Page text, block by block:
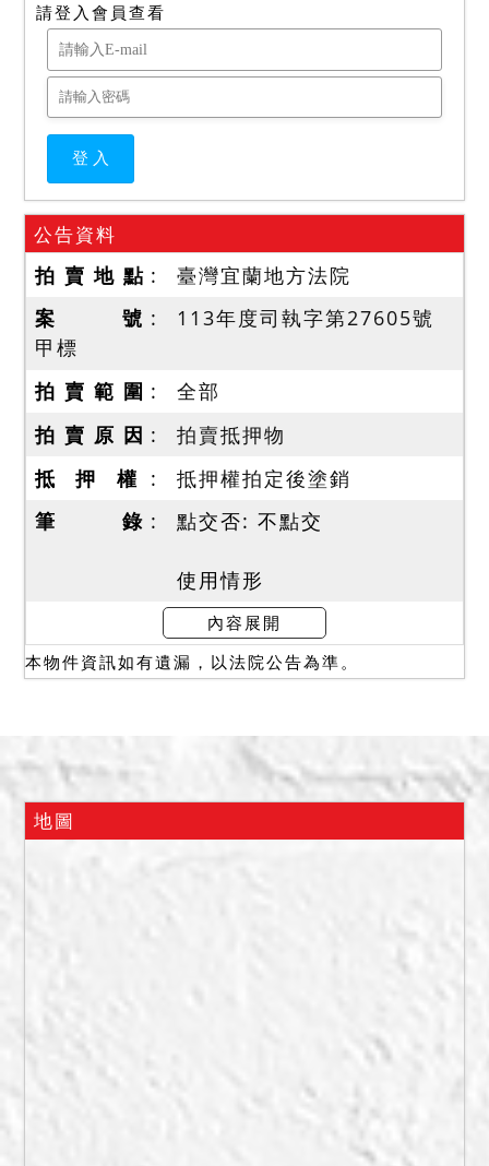
請登入會員查看
公告資料
拍 賣 地 點
臺灣宜蘭地方法院
案 號
113年度司執字第27605號
甲標
拍 賣 範 圍
全部
拍 賣 原 因
拍賣抵押物
抵 押 權
抵押權拍定後塗銷
筆 錄
點交否: 不點交
使用情形
一、本件查封物應分甲、乙
標分別拍賣，惟各標內之土
地、建物、地上權等則應分
二、抵押權登記拍定後塗
在場第三人稱其係向所有權
俱，二樓通往三樓梯間堆置
以此聲請撤銷拍賣，於拍定
四、本件標的如其中一宗或
內容展開
本物件資訊如有遺漏，以法院公告為準。
地圖